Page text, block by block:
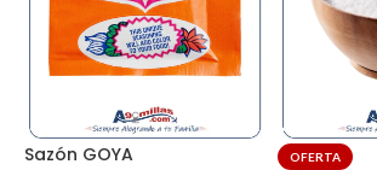
Sazón GOYA
OFERTA